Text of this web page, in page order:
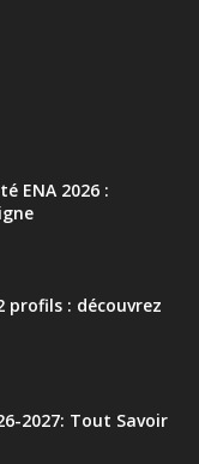
ENA 2026 :
profils : découvrez
2027: Tout Savoir